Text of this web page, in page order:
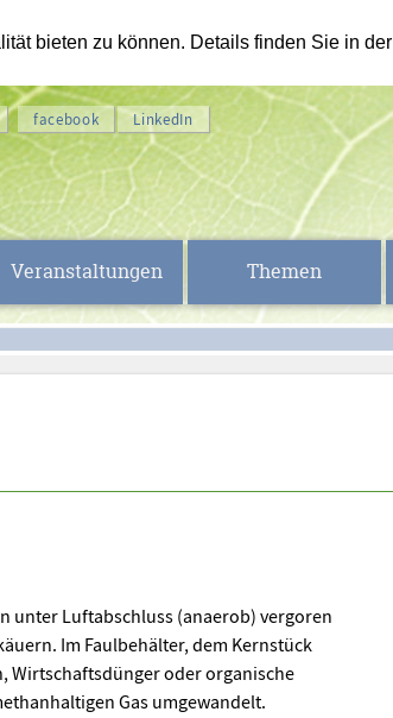
bieten zu können. Details finden Sie in der
facebook LinkedIn
Veranstaltungen Themen
unter Luftabschluss (anaerob) vergoren
Im Faulbehälter, dem Kernstück
Wirtschaftsdünger oder organische
Gas umgewandelt.